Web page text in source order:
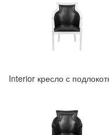
Interior кресло с